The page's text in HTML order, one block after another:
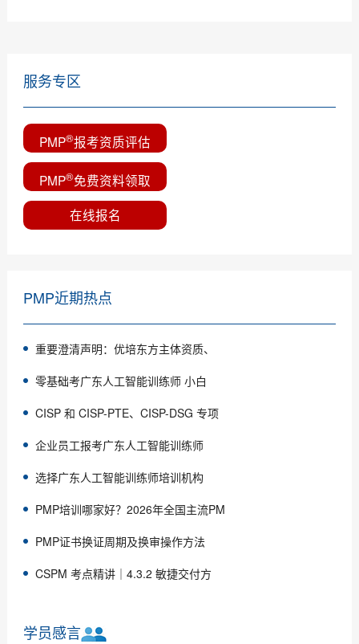
服务专区
PMP®报考资质评估
PMP®免费资料领取
在线报名
PMP近期热点
重要澄清声明：优培东方主体资质、
零基础考广东人工智能训练师 小白
CISP 和 CISP-PTE、CISP-DSG 专项
企业员工报考广东人工智能训练师
选择广东人工智能训练师培训机构
PMP培训哪家好？2026年全国主流PM
PMP证书换证周期及换审操作方法
CSPM 考点精讲｜4.3.2 敏捷交付方
学员感言